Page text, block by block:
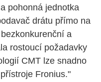
pohonná jednotka
drátu přímo na
a
rostoucí požadavky
CMT lze snadno
Fronius."